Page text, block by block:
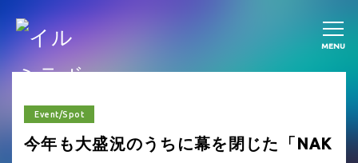
MENU
Event/Spot
今年も大盛況のうちに幕を閉じた「NAK